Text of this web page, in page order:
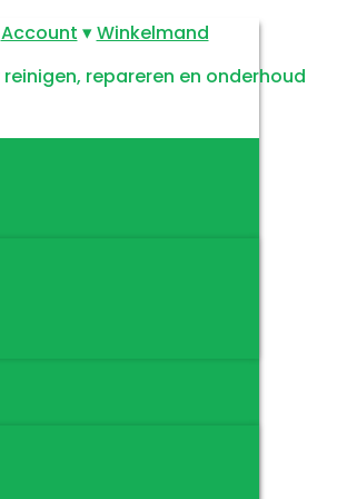
Account Winkelmand